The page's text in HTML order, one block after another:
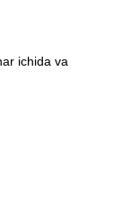
ichida va